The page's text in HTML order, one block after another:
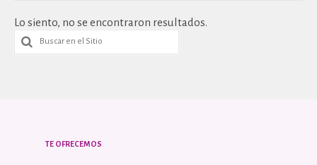
CAPILARES
TECNOLOGÍA
Lo siento, no se encontraron resultados.
TE OFRECEMOS